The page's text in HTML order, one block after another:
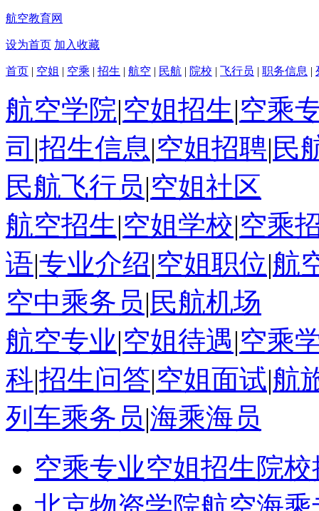
航空教育网
设为首页 加入收藏
首页 | 空姐 | 空乘 | 招生 | 航空 | 民航 | 院校 | 飞行员 | 职务信息 |
航空学院|空姐招生|空乘
司 |招生信息|空姐招聘| 民
民航飞行员|空姐社区
航空招生|空姐学校|空乘
语|专业介绍|空姐职位|航
空中乘务员| 民航机场
航空专业|空姐待遇|空乘
科|招生问答|空姐面试|航
列车乘务员|海乘海员
空乘专业空姐招生院